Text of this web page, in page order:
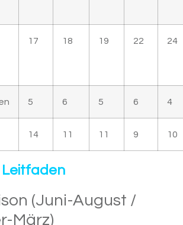
17 18 19 22 24
5 6 5 6 4
14 11 11 9 10
Leitfaden
(Juni-August /
März)